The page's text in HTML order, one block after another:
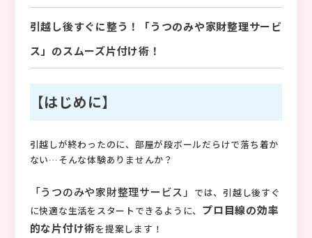
引越し後すぐに整う！「うつのみや家財整理サービ
ス」のスムーズ片付け術！
【はじめに】
引越しが終わったのに、部屋が段ボールだらけで落ち着か
ない…そんな体験ありませんか？
「うつのみや家財整理サービス」 では、引越し後すぐ
に快適な生活をスタートできるように、 プロ目線の効率
的な片付け術を提案します！